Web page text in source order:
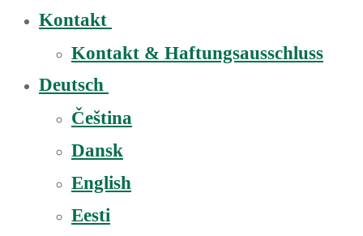
Kontakt
Kontakt & Haftungsausschluss
Deutsch
Čeština
Dansk
English
Eesti